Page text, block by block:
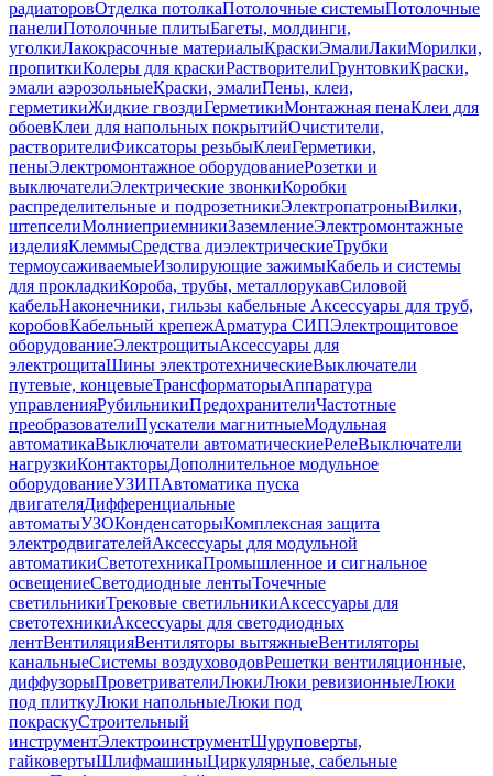
радиаторовОтделка потолкаПотолочные системыПотолочные
панелиПотолочные плитыБагеты, молдинги,
уголкиЛакокрасочные материалыКраскиЭмалиЛакиМорилки,
пропиткиКолеры для краскиРастворителиГрунтовкиКраски,
эмали аэрозольныеКраски, эмалиПены, клеи,
герметикиЖидкие гвоздиГерметикиМонтажная пенаКлеи для
обоевКлеи для напольных покрытийОчистители,
растворителиФиксаторы резьбыКлеиГерметики,
пеныЭлектромонтажное оборудованиеРозетки и
выключателиЭлектрические звонкиКоробки
распределительные и подрозетникиЭлектропатроныВилки,
штепселиМолниеприемникиЗаземлениеЭлектромонтажные
изделияКлеммыСредства диэлектрическиеТрубки
термоусаживаемыеИзолирующие зажимыКабель и системы
для прокладкиКороба, трубы, металлорукавСиловой
кабельНаконечники, гильзы кабельные Аксессуары для труб,
коробовКабельный крепежАрматура СИПЭлектрощитовое
оборудованиеЭлектрощитыАксессуары для
электрощитаШины электротехническиеВыключатели
путевые, концевыеТрансформаторыАппаратура
управленияРубильникиПредохранителиЧастотные
преобразователиПускатели магнитныеМодульная
автоматикаВыключатели автоматическиеРелеВыключатели
нагрузкиКонтакторыДополнительное модульное
оборудованиеУЗИПАвтоматика пуска
двигателяДифференциальные
автоматыУЗОКонденсаторыКомплексная защита
электродвигателейАксессуары для модульной
автоматикиСветотехникаПромышленное и сигнальное
освещениеСветодиодные лентыТочечные
светильникиТрековые светильникиАксессуары для
светотехникиАксессуары для светодиодных
лентВентиляцияВентиляторы вытяжныеВентиляторы
канальныеСистемы воздуховодовРешетки вентиляционные,
диффузорыПроветривателиЛюкиЛюки ревизионныеЛюки
под плиткуЛюки напольныеЛюки под
покраскуСтроительный
инструментЭлектроинструментШуруповерты,
гайковертыШлифмашиныЦиркулярные, сабельные